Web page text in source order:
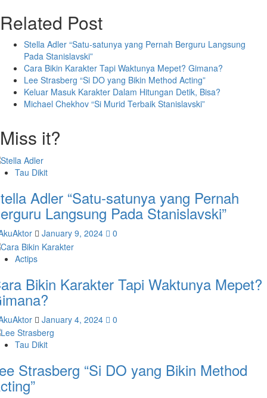
Related Post
Stella Adler “Satu-satunya yang Pernah Berguru Langsung
Pada Stanislavski”
Cara Bikin Karakter Tapi Waktunya Mepet? Gimana?
Lee Strasberg “Si DO yang Bikin Method Acting”
Keluar Masuk Karakter Dalam Hitungan Detik, Bisa?
Michael Chekhov “Si Murid Terbaik Stanislavski”
Miss it?
Tau Dikit
Adler “Satu-satunya yang Pernah
Langsung Pada Stanislavski”
January 9, 2024 0
Actips
Bikin Karakter Tapi Waktunya Mepet?
January 4, 2024 0
Tau Dikit
Strasberg “Si DO yang Bikin Method